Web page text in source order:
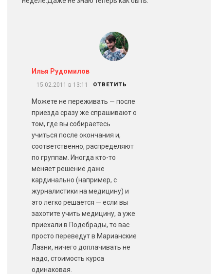
Илья Рудомилов
15.02.2011 в 13:11 ОТВЕТИТЬ
Можете не переживать — после
приезда сразу же спрашивают о
том, где вы собираетесь
учиться после окончания и,
соответственно, распределяют
по группам. Иногда кто-то
меняет решение даже
кардинально (например, с
журналистики на медицину) и
это легко решается — если вы
захотите учить медицину, а уже
приехали в Подебрады, то вас
просто переведут в Марианские
Лазни, ничего доплачивать не
надо, стоимость курса
одинаковая.